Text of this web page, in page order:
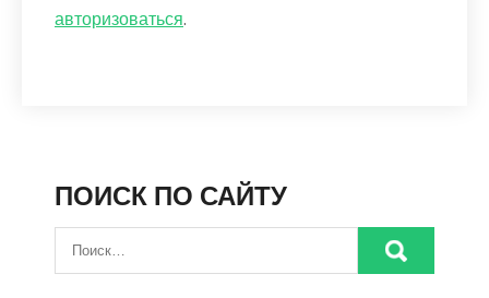
авторизоваться.
ПОИСК ПО САЙТУ